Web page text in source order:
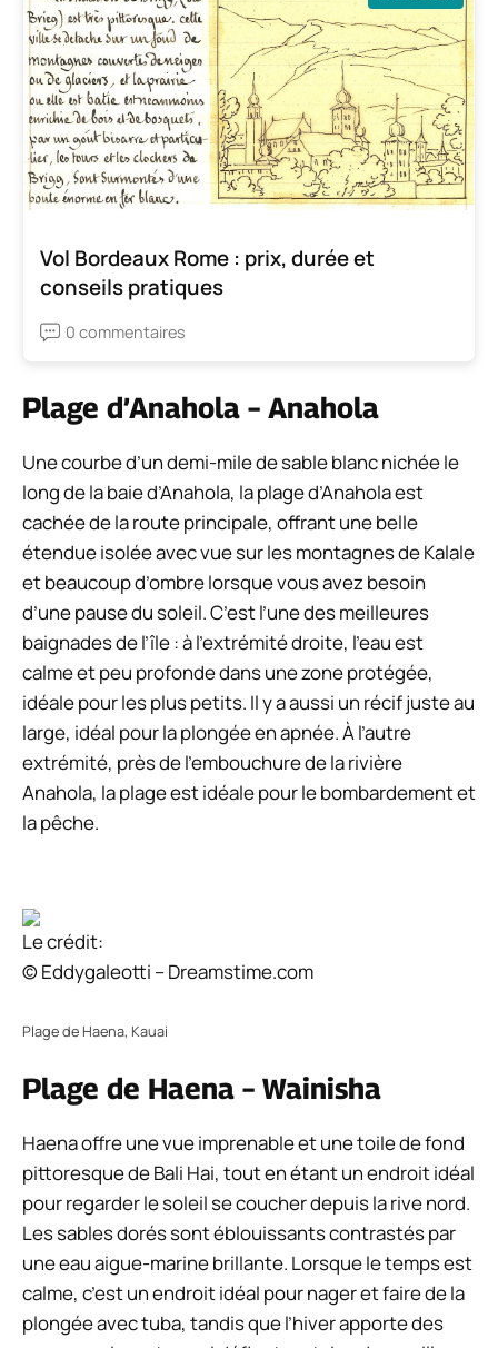
Vol Bordeaux Rome : prix, durée et
conseils pratiques
0 commentaires
Plage d’Anahola – Anahola
Une courbe d’un demi-mile de sable blanc nichée le
long de la baie d’Anahola, la plage d’Anahola est
cachée de la route principale, offrant une belle
étendue isolée avec vue sur les montagnes de Kalale
et beaucoup d’ombre lorsque vous avez besoin
d’une pause du soleil. C’est l’une des meilleures
baignades de l’île : à l’extrémité droite, l’eau est
calme et peu profonde dans une zone protégée,
idéale pour les plus petits. Il y a aussi un récif juste au
large, idéal pour la plongée en apnée. À l’autre
extrémité, près de l’embouchure de la rivière
Anahola, la plage est idéale pour le bombardement et
la pêche.
Le crédit:
© Eddygaleotti – Dreamstime.com
Plage de Haena, Kauai
Plage de Haena – Wainisha
Haena offre une vue imprenable et une toile de fond
pittoresque de Bali Hai, tout en étant un endroit idéal
pour regarder le soleil se coucher depuis la rive nord.
Les sables dorés sont éblouissants contrastés par
une eau aigue-marine brillante. Lorsque le temps est
calme, c’est un endroit idéal pour nager et faire de la
plongée avec tuba, tandis que l’hiver apporte des